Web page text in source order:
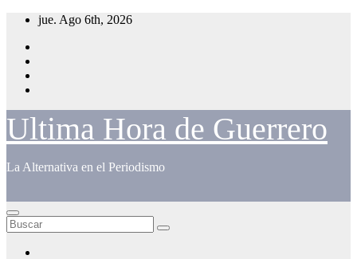
Saltar
contenido
jue. Ago 6th, 2026
Ultima Hora de Guerrero
La Alternativa en el Periodismo